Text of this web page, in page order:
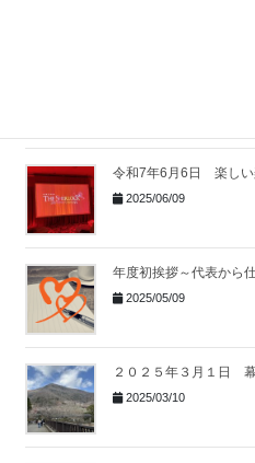
令和7年6月6日 楽しい
2025/06/09
年度初挨拶～代表から
2025/05/09
２０２５年３月１日
2025/03/10